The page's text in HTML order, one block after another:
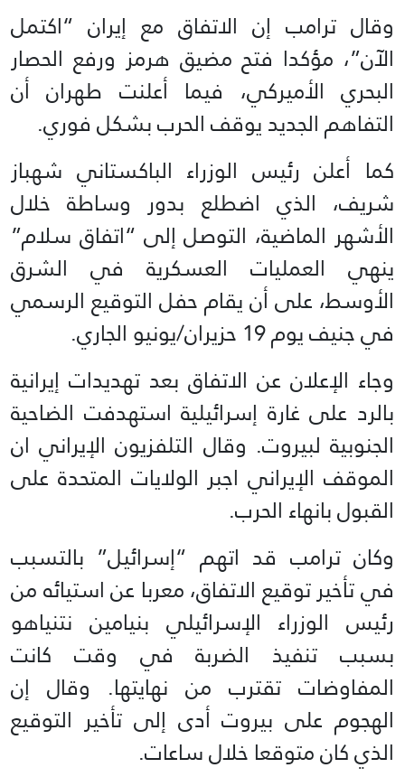
وقال ترامب إن الاتفاق مع إيران “اكتمل
الآن”، مؤكدا فتح مضيق هرمز ورفع الحصار
البحري الأميركي، فيما أعلنت طهران أن
التفاهم الجديد يوقف الحرب بشكل فوري.
كما أعلن رئيس الوزراء الباكستاني شهباز
شريف، الذي اضطلع بدور وساطة خلال
الأشهر الماضية، التوصل إلى “اتفاق سلام”
ينهي العمليات العسكرية في الشرق
الأوسط، على أن يقام حفل التوقيع الرسمي
في جنيف يوم 19 حزيران/يونيو الجاري.
وجاء الإعلان عن الاتفاق بعد تهديدات إيرانية
بالرد على غارة إسرائيلية استهدفت الضاحية
الجنوبية لبيروت. وقال التلفزيون الإيراني ان
الموقف الإيراني اجبر الولايات المتحدة على
القبول بانهاء الحرب.
وكان ترامب قد اتهم “إسرائيل” بالتسبب
في تأخير توقيع الاتفاق، معربا عن استيائه من
رئيس الوزراء الإسرائيلي بنيامين نتنياهو
بسبب تنفيذ الضربة في وقت كانت
المفاوضات تقترب من نهايتها. وقال إن
الهجوم على بيروت أدى إلى تأخير التوقيع
الذي كان متوقعا خلال ساعات.